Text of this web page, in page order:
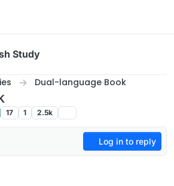
Study
Dual-language Book
17 1 2.5k
Log in to reply